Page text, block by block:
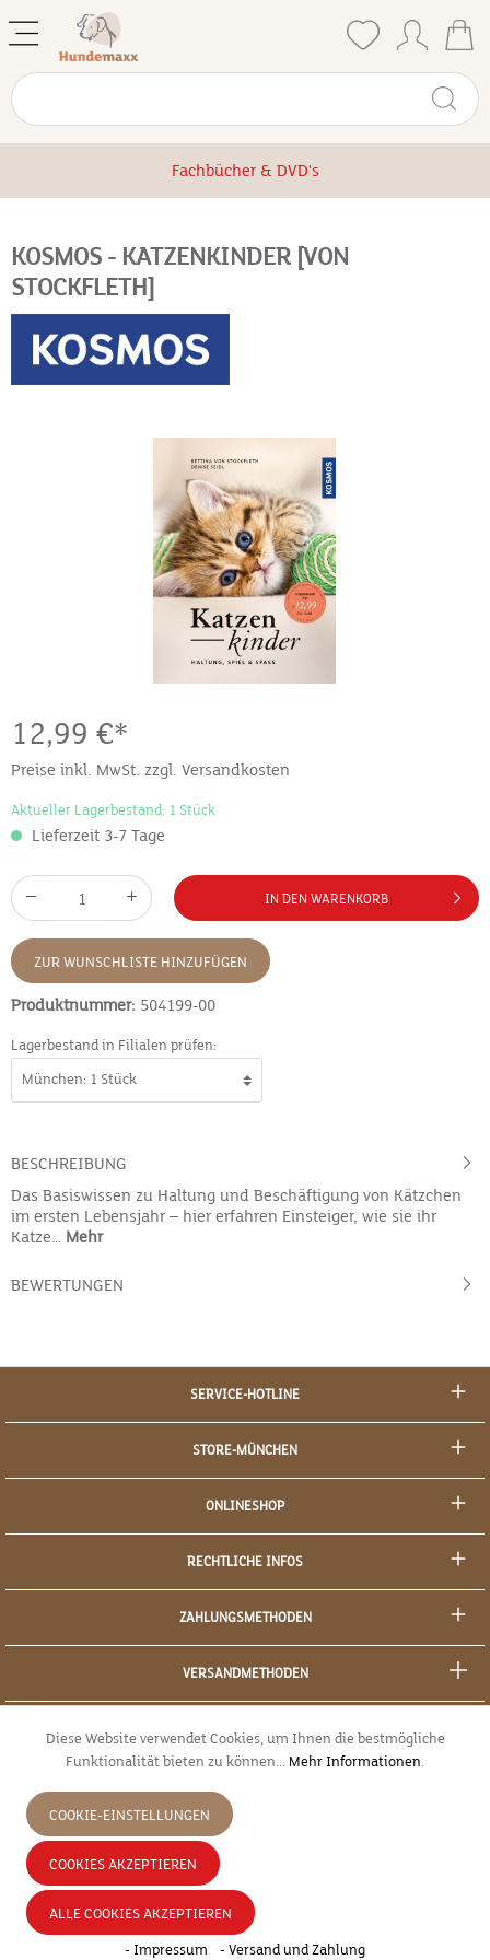
Fachbücher & DVD's
KOSMOS - KATZENKINDER [VON
STOCKFLETH]
12,99 €*
Preise inkl. MwSt. zzgl. Versandkosten
Aktueller Lagerbestand: 1 Stück
Lieferzeit 3-7 Tage
IN DEN WARENKORB
ZUR WUNSCHLISTE HINZUFÜGEN
Produktnummer: 504199-00
Lagerbestand in Filialen prüfen:
BESCHREIBUNG
Das Basiswissen zu Haltung und Beschäftigung von Kätzchen
im ersten Lebensjahr – hier erfahren Einsteiger, wie sie ihr
Katze… Mehr
BEWERTUNGEN
SERVICE-HOTLINE
STORE-MÜNCHEN
ONLINESHOP
RECHTLICHE INFOS
ZAHLUNGSMETHODEN
VERSANDMETHODEN
JETZT WIDERRUFEN
* Alle Preise inkl. gesetzl. Mehrwertsteuer zzgl.
Nachnahmegebühren, wenn nicht anders angegeben.
Diese Website verwendet Cookies, um Ihnen die bestmögliche
Funktionalität bieten zu können... Mehr Informationen.
COOKIE-EINSTELLUNGEN
COOKIES AKZEPTIEREN
ALLE COOKIES AKZEPTIEREN
- Impressum - Versand und Zahlung